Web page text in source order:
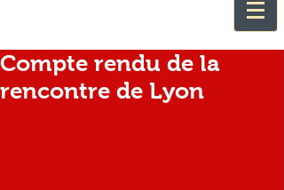
Compte rendu de la
rencontre de Lyon